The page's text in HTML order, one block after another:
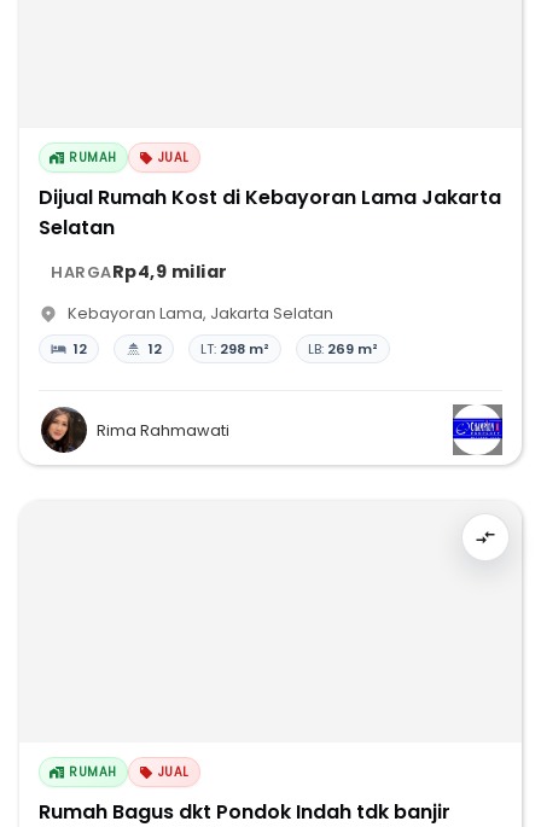
RUMAH JUAL
Dijual Rumah Kost di Kebayoran Lama Jakarta
Selatan
HARGARp4,9 miliar
Kebayoran Lama, Jakarta Selatan
12 12 LT: 298 m² LB: 269 m²
Rima Rahmawati
RUMAH JUAL
Rumah Bagus dkt Pondok Indah tdk banjir